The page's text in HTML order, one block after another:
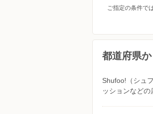
ご指定の条件で
都道府県
Shufoo!（シュ
ッションなどの